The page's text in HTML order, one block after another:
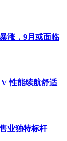
涨，9月或面临
性能续航舒适
业独特标杆